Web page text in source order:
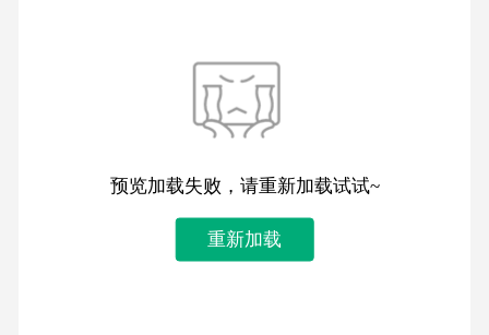
预览加载失败，请重新加载试试~
重新加载